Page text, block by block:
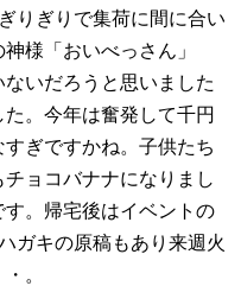
りぎりで集荷に間に合い
様「おいべっさん」
いだろうと思いました
。今年は奮発して千円
ぎですかね。子供たち
ョコバナナになりまし
。帰宅後はイベントの
ガキの原稿もあり来週火
。